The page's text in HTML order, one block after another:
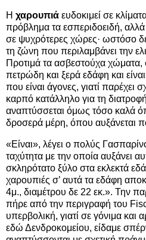
Η χαρουπιά ευδοκιμεί σε
πρόβλημα τα εσπεριδοειδή,
σε ψυχρότερες χώρες· ωστόσο
τη ζώνη που περιλαμβάνει την
Προτιμά τα ασβεστούχα χώματα,
πετρώδη και ξερά εδάφη και
που είναι άγονες, γιατί παρέχει
καρπό κατάλληλο για τη
αναπτύσσεται όμως τόσο καλά
δροσερά μέρη, όπου αυξάνεται
«Είναι», λέγει ο πολύς
ταχύτητα με την οποία αυξάνει
σκληρότατο ξύλο στα εκλεκτά
χαρουπιές σ’ αυτά τα εδάφη
4μ., διαμέτρου δε 22 εκ.». Την
πήρε από την περιγραφή του
υπερβολική, γιατί σε γόνιμα
εδώ Δενδροκομείου, είδαμε